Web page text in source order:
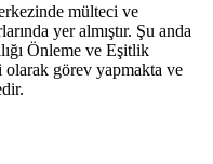
mülteci ve
yer almıştır. Şu anda
Önleme ve Eşitlik
olarak görev yapmakta ve